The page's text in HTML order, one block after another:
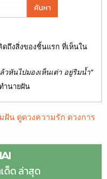
ค้นหา
ถึงสิ่งของชิ้นแรก ที่เห็นใน
หันไปมองเห็นเต่า อยู่ริมน้ำ"
ำนายฝัน
ฝัน ดูดวงความรัก ดวงการ
ด็ด ล่าสุด